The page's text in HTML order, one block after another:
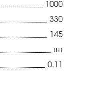
1000
330
145
шт
0.11